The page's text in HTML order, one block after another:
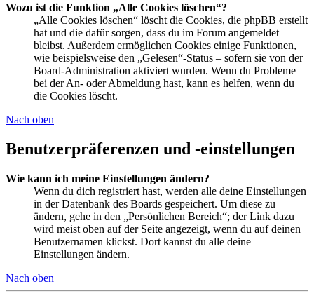
Wozu ist die Funktion „Alle Cookies löschen“?
„Alle Cookies löschen“ löscht die Cookies, die phpBB erstellt
hat und die dafür sorgen, dass du im Forum angemeldet
bleibst. Außerdem ermöglichen Cookies einige Funktionen,
wie beispielsweise den „Gelesen“-Status – sofern sie von der
Board-Administration aktiviert wurden. Wenn du Probleme
bei der An- oder Abmeldung hast, kann es helfen, wenn du
die Cookies löscht.
Nach oben
Benutzerpräferenzen und -einstellungen
Wie kann ich meine Einstellungen ändern?
Wenn du dich registriert hast, werden alle deine Einstellungen
in der Datenbank des Boards gespeichert. Um diese zu
ändern, gehe in den „Persönlichen Bereich“; der Link dazu
wird meist oben auf der Seite angezeigt, wenn du auf deinen
Benutzernamen klickst. Dort kannst du alle deine
Einstellungen ändern.
Nach oben